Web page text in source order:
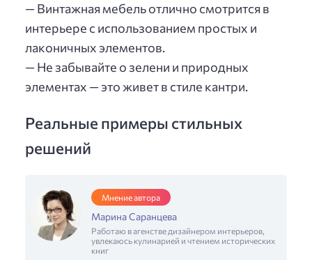
— Винтажная мебель отлично смотрится в
интерьере с использованием простых и
лаконичных элементов.
— Не забывайте о зелени и природных
элементах — это живет в стиле кантри.
Реальные примеры стильных
решений
Мнение автора
Марина Саранцева
Работаю в агенстве дизайнером интерьеров,
увлекаюсь кулинарией и чтением исторических
книг